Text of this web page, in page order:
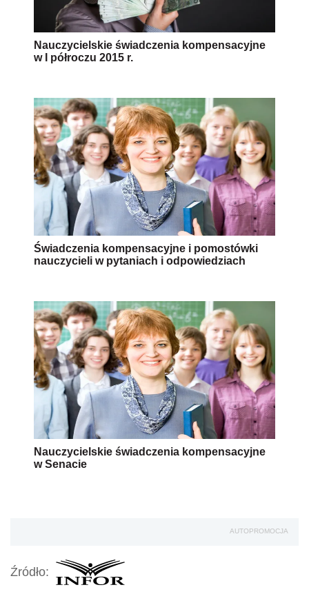
Nauczycielskie świadczenia kompensacyjne
w I półroczu 2015 r.
Świadczenia kompensacyjne i pomostówki
nauczycieli w pytaniach i odpowiedziach
Nauczycielskie świadczenia kompensacyjne
w Senacie
AUTOPROMOCJA
Źródło: